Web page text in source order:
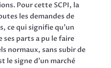
Pour cette SCPI, la
les demandes de
ce qui signifie qu’un
parts a pu le faire
normaux, sans subir de
le signe d’un marché